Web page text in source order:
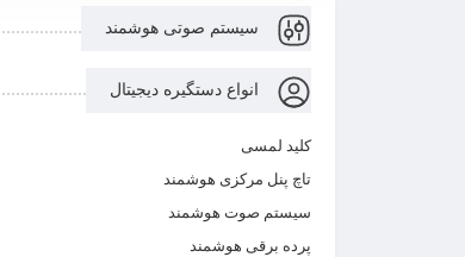
سیستم صوتی هوشمند
انواع دستگیره دیجیتال​
کلید لمسی
تاچ پنل مرکزی هوشمند
سیستم صوت هوشمند
پرده برقی هوشمند